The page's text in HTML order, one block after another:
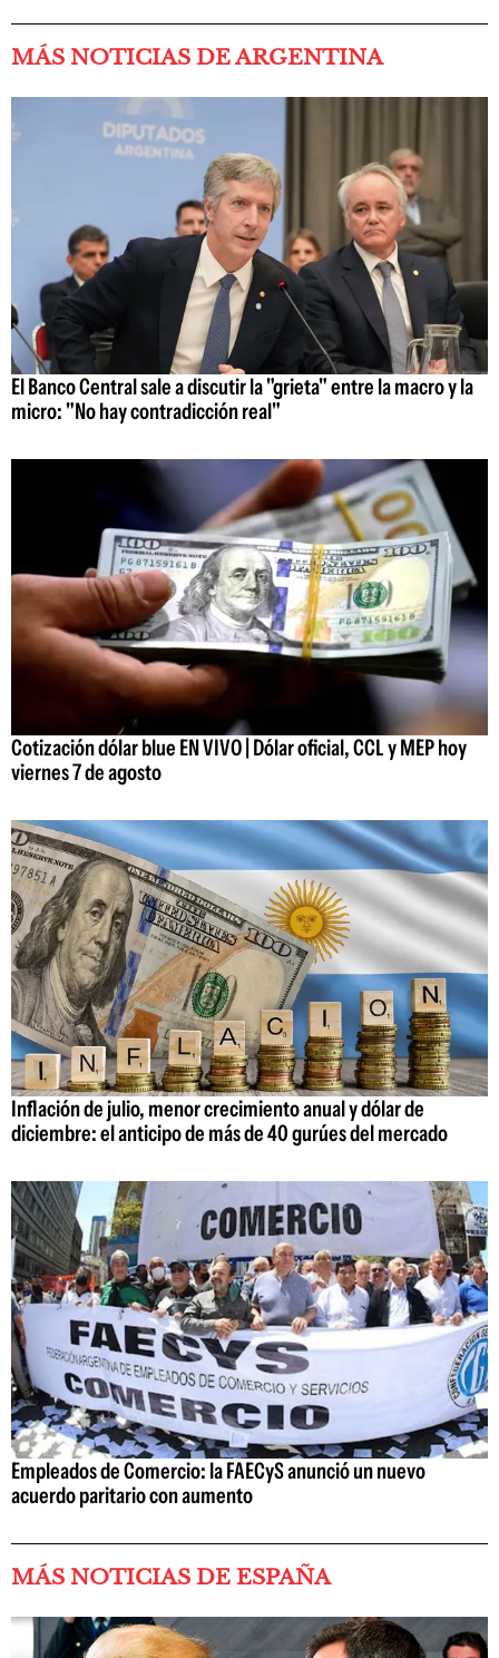
MÁS NOTICIAS DE ARGENTINA
El Banco Central sale a discutir la "grieta" entre la macro y la
micro: "No hay contradicción real"
Cotización dólar blue EN VIVO | Dólar oficial, CCL y MEP hoy
viernes 7 de agosto
Inflación de julio, menor crecimiento anual y dólar de
diciembre: el anticipo de más de 40 gurúes del mercado
Empleados de Comercio: la FAECyS anunció un nuevo
acuerdo paritario con aumento
MÁS NOTICIAS DE ESPAÑA